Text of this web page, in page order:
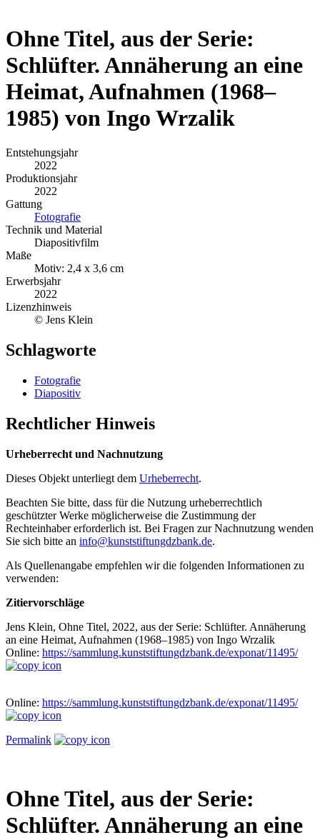
Ohne Titel, aus der Serie:
Schlüfter. Annäherung an eine
Heimat, Aufnahmen (1968–
1985) von Ingo Wrzalik
Entstehungsjahr
2022
Produktionsjahr
2022
Gattung
Fotografie
Technik und Material
Diapositivfilm
Maße
Motiv: 2,4 x 3,6 cm
Erwerbsjahr
2022
Lizenzhinweis
© Jens Klein
Schlagworte
Fotografie
Diapositiv
Rechtlicher Hinweis
Urheberrecht und Nachnutzung
Dieses Objekt unterliegt dem Urheberrecht.
Beachten Sie bitte, dass für die Nutzung urheberrechtlich
geschützter Werke möglicherweise die Zustimmung der
Rechteinhaber erforderlich ist. Bei Fragen zur Nachnutzung wenden
Sie sich bitte an info@kunststiftungdzbank.de.
Als Quellenangabe empfehlen wir die folgenden Informationen zu
verwenden:
Zitiervorschläge
Jens Klein, Ohne Titel, 2022, aus der Serie: Schlüfter. Annäherung
an eine Heimat, Aufnahmen (1968–1985) von Ingo Wrzalik
Online: https://sammlung.kunststiftungdzbank.de/exponat/11495/
Online: https://sammlung.kunststiftungdzbank.de/exponat/11495/
Permalink
Ohne Titel, aus der Serie:
Schlüfter. Annäherung an eine